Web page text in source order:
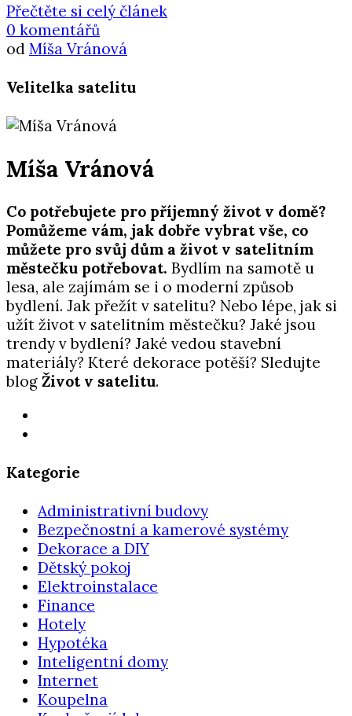
Přečtěte si celý článek
0 komentářů
od Míša Vránová
Velitelka satelitu
Míša Vránová
Co potřebujete pro příjemný život v domě?
Pomůžeme vám, jak dobře vybrat vše, co
můžete pro svůj dům a život v satelitním
městečku potřebovat. Bydlím na samotě u
lesa, ale zajímám se i o moderní způsob
bydlení. Jak přežít v satelitu? Nebo lépe, jak si
užít život v satelitním městečku? Jaké jsou
trendy v bydlení? Jaké vedou stavební
materiály? Které dekorace potěší? Sledujte
blog Život v satelitu.
Kategorie
Administrativní budovy
Bezpečnostní a kamerové systémy
Dekorace a DIY
Dětský pokoj
Elektroinstalace
Finance
Hotely
Hypotéka
Inteligentní domy
Internet
Koupelna